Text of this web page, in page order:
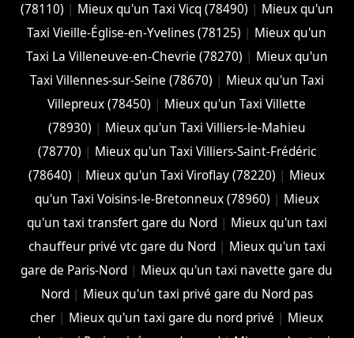
(78110) | Mieux qu'un Taxi Vicq (78490) | Mieux qu'un
Taxi Vieille-Église-en-Yvelines (78125) | Mieux qu'un
Taxi La Villeneuve-en-Chevrie (78270) | Mieux qu'un
Taxi Villennes-sur-Seine (78670) | Mieux qu'un Taxi
Villepreux (78450) | Mieux qu'un Taxi Villette
(78930) | Mieux qu'un Taxi Villiers-le-Mahieu
(78770) | Mieux qu'un Taxi Villiers-Saint-Frédéric
(78640) | Mieux qu'un Taxi Viroflay (78220) | Mieux
qu'un Taxi Voisins-le-Bretonneux (78960) | Mieux
qu'un taxi transfert gare du Nord| Mieux qu'un taxi
chauffeur privé vtc gare du Nord| Mieux qu'un taxi
gare de Paris-Nord | Mieux qu'un taxi navette gare du
Nord| Mieux qu'un taxi privé gare du Nord pas
cher | Mieux qu'un taxi gare du nord privé | Mieux